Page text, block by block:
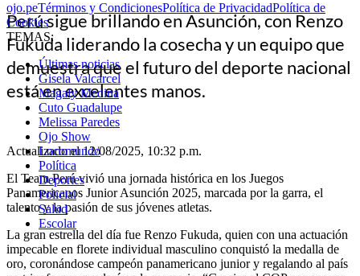
ojo.peTérminos y CondicionesPolítica de PrivacidadPolítica de
Cookies
TEMAS:
Últimas noticias
Gisela Valcarcel
Magaly Medina
Cuto Guadalupe
Melissa Paredes
Ojo Show
Locomundo
Política
Deportes
Policial
Salud
Escolar
Perú sigue brillando en Asunción, con Renzo
Fukuda liderando la cosecha y un equipo que
demuestra que el futuro del deporte nacional
está en excelentes manos.
Actualizado el 12/08/2025, 10:32 p.m.
El Team Perú vivió una jornada histórica en los Juegos
Panamericanos Junior Asunción 2025, marcada por la garra, el
talento y la pasión de sus jóvenes atletas.
La gran estrella del día fue Renzo Fukuda, quien con una actuación
impecable en florete individual masculino conquistó la medalla de
oro, coronándose campeón panamericano junior y regalando al país